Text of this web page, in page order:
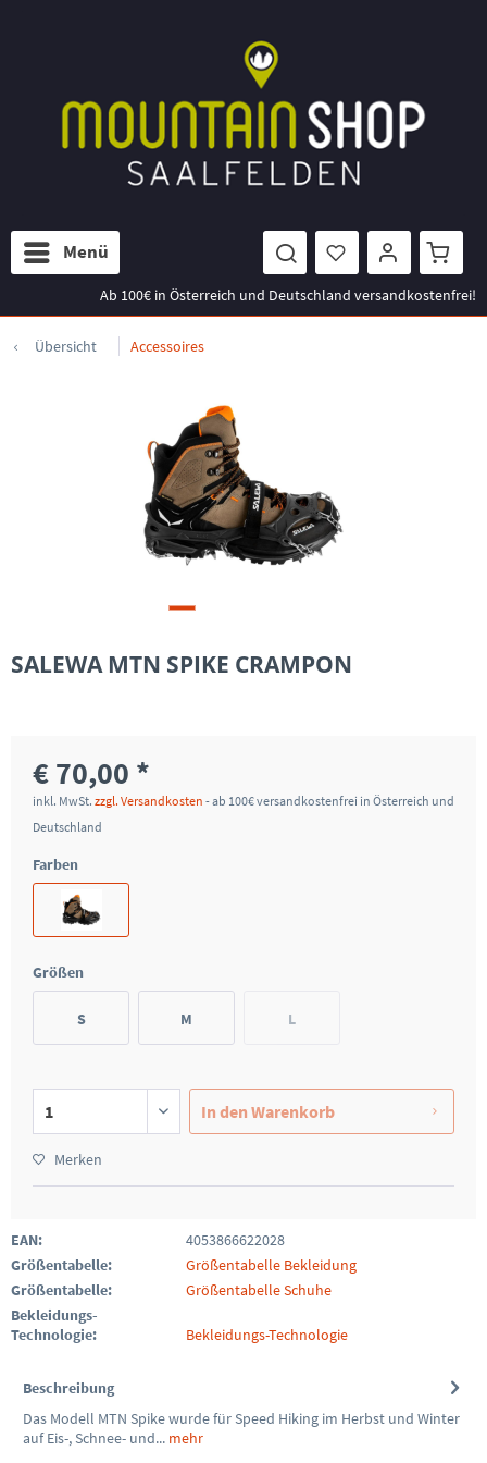
Menü
Ab 100€ in Österreich und Deutschland versandkostenfrei!
Übersicht Accessoires
SALEWA MTN SPIKE CRAMPON
€ 70,00 *
inkl. MwSt. zzgl. Versandkosten - ab 100€ versandkostenfrei in Österreich und
Deutschland
Farben
Größen
S M L
In den Warenkorb
Merken
EAN:
4053866622028
Größentabelle:
Größentabelle Bekleidung
Größentabelle:
Größentabelle Schuhe
Bekleidungs-
Technologie:
Bekleidungs-Technologie
Beschreibung
Das Modell MTN Spike wurde für Speed Hiking im Herbst und Winter
auf Eis-, Schnee- und... mehr